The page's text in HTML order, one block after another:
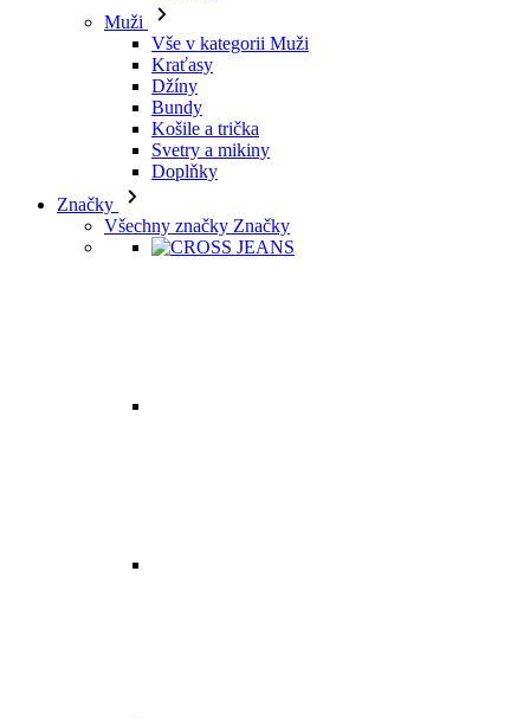
Muži
Vše v kategorii Muži
Kraťasy
Džíny
Bundy
Košile a trička
Svetry a mikiny
Doplňky
Značky
Všechny značky Značky